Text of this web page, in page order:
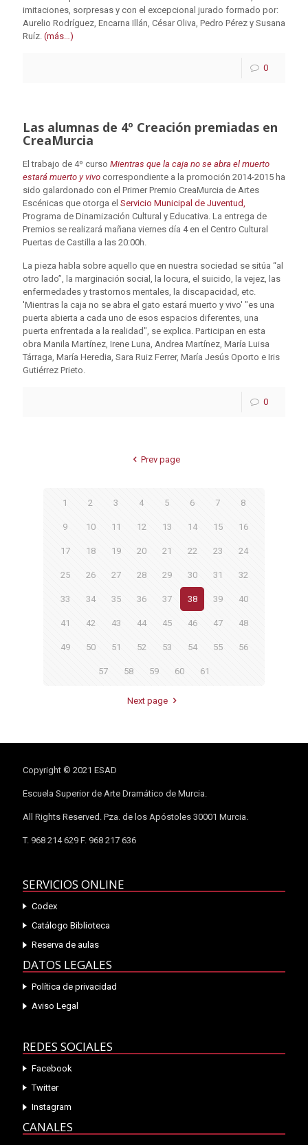
imitaciones, sorpresas y con el excepcional jurado formado por:
Aurelio Rodríguez, Encarna Illán, César Oliva, Pedro Pérez y Susana
Ruíz. (más…)
0
Las alumnas de 4º Creación premiadas en
CreaMurcia
El trabajo de 4º curso Mientras que la caja no se abra el muerto
estará muerto y vivo correspondiente a la promoción 2014-2015 ha
sido galardonado con el Primer Premio CreaMurcia de Artes
Escénicas que otorga el Servicio Municipal de Juventud,
Programa de Dinamización Cultural y Educativa. La entrega de
Premios se realizará mañana viernes día 4 en el Centro Cultural
Puertas de Castilla a las 20:00h.
La pieza habla sobre aquello que en nuestra sociedad se sitúa “al
otro lado”, la marginación social, la locura, el suicido, la vejez, las
enfermedades y trastornos mentales, la discapacidad, etc.
'Mientras la caja no se abra el gato estará muerto y vivo' "es una
puerta abierta a cada uno de esos espacios diferentes, una
puerta enfrentada a la realidad", se explica. Participan en esta
obra Manila Martínez, Irene Luna, Andrea Martínez, María Luisa
Tárraga, María Heredia, Sara Ruiz Ferrer, María Jesús Oporto e Iris
Gutiérrez Prieto.
0
Prev page
1 2 3 4 5 6 7 8
9 10 11 12 13 14 15 16
17 18 19 20 21 22 23 24
25 26 27 28 29 30 31 32
33 34 35 36 37 38 39 40
41 42 43 44 45 46 47 48
49 50 51 52 53 54 55 56
57 58 59 60 61
Next page
Copyright © 2021 ESAD
Escuela Superior de Arte Dramático de Murcia.
All Rights Reserved. Pza. de los Apóstoles 30001 Murcia.
T. 968 214 629 F. 968 217 636
SERVICIOS ONLINE
Codex
Catálogo Biblioteca
Reserva de aulas
DATOS LEGALES
Política de privacidad
Aviso Legal
REDES SOCIALES
Facebook
Twitter
Instagram
CANALES